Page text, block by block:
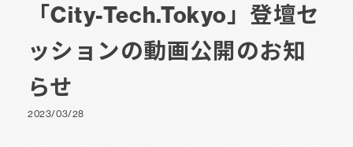
「City-Tech.Tokyo」登壇セ
ッションの動画公開のお知
らせ
2023/03/28